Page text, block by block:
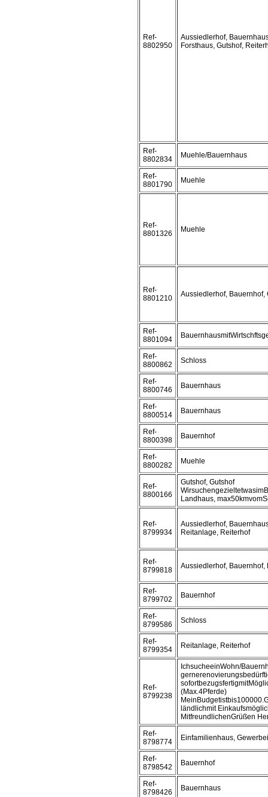
Ref-
8802950
Aussiedlerhof,
Forsthaus, Gutshof,
Ref-
8802834
Muehle/Bauernhaus
Ref-
8801790
Muehle
Ref-
8801326
Muehle
Ref-
8801210
Aussiedlerhof, Bauernhof,
Ref-
8801094
Ref-
8800862
Schloss
Ref-
8800746
Bauernhaus
Ref-
8800514
Bauernhaus
Ref-
8800398
Bauernhof
Ref-
8800282
Muehle
Ref-
8800166
Gutshof, Gutshof
Landhaus,
Ref-
8799934
Aussiedlerhof,
Reitanlage, Reiterhof
Ref-
8799818
Aussiedlerhof,
Ref-
8799702
Bauernhof
Ref-
8799586
Schloss
Ref-
8799354
Reitanlage, Reiterhof
Ref-
8799238
IchsucheeinWohn/
(Max.4Pferde)
ländlichmit
MitfreundlichenGrüßen
Ref-
8798774
Einfamilienhaus,
Ref-
8798542
Bauernhof
Ref-
8798426
Bauernhaus